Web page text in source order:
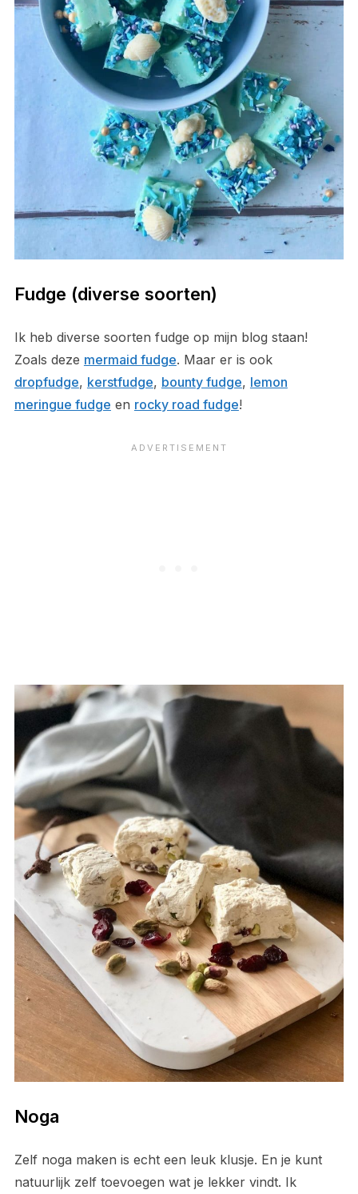
Fudge (diverse soorten)
Ik heb diverse soorten fudge op mijn blog staan!
Zoals deze mermaid fudge. Maar er is ook
dropfudge, kerstfudge, bounty fudge, lemon
meringue fudge en rocky road fudge!
Noga
Zelf noga maken is echt een leuk klusje. En je kunt
natuurlijk zelf toevoegen wat je lekker vindt. Ik